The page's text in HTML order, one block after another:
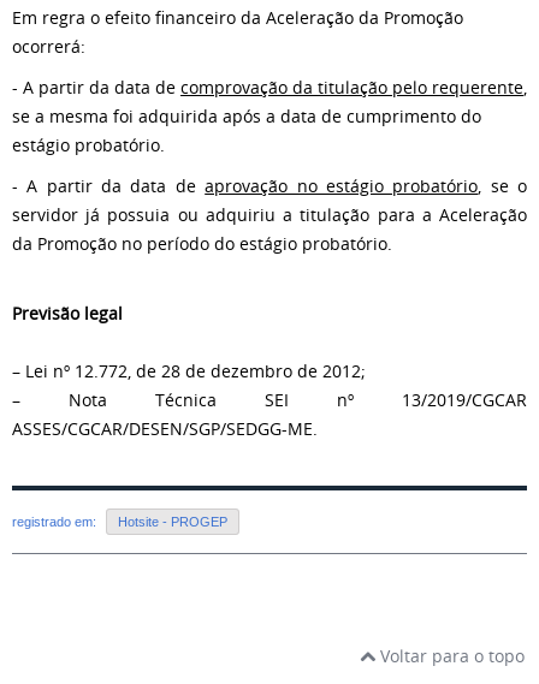
Em regra o efeito financeiro da Aceleração da Promoção
ocorrerá:
- A partir da data de comprovação da titulação pelo requerente,
se a mesma foi adquirida após a data de cumprimento do
estágio probatório.
- A partir da data deaprovação no estágio probatório, se o
servidor já possuia ou adquiriu a titulação para a Aceleração
da Promoção no período do estágio probatório.
Previsão legal
– Lei nº 12.772, de 28 de dezembro de 2012;
– Nota Técnica SEI nº 13/2019/CGCAR
ASSES/CGCAR/DESEN/SGP/SEDGG-ME.
registrado em: Hotsite - PROGEP
Voltar para o topo